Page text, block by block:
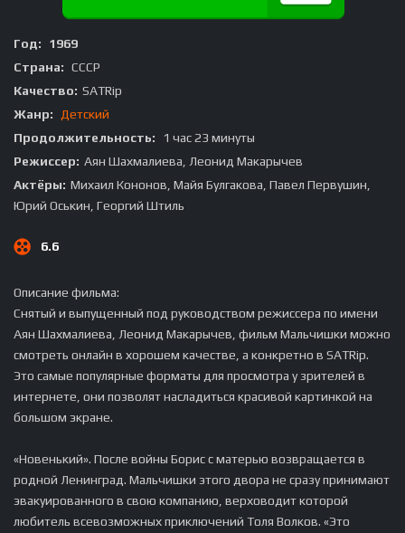
Год:
1969
Страна: СССР
Качество: SATRip
Жанр:
Детский
Продолжительность:
1 час 23 минуты
Режиссер: Аян Шахмалиева, Леонид Макарычев
Актёры: Михаил Кононов, Майя Булгакова, Павел Первушин,
Юрий Оськин, Георгий Штиль
6.6
Описание фильма:
Снятый и выпущенный под руководством режиссера по имени
Аян Шахмалиева, Леонид Макарычев, фильм Мальчишки можно
смотреть онлайн в хорошем качестве, а конкретно в SATRip.
Это самые популярные форматы для просмотра у зрителей в
интернете, они позволят насладиться красивой картинкой на
большом экране.
«Новенький». После войны Борис с матерью возвращается в
родной Ленинград. Мальчишки этого двора не сразу принимают
эвакуированного в свою компанию, верховодит которой
любитель всевозможных приключений Толя Волков. «Это